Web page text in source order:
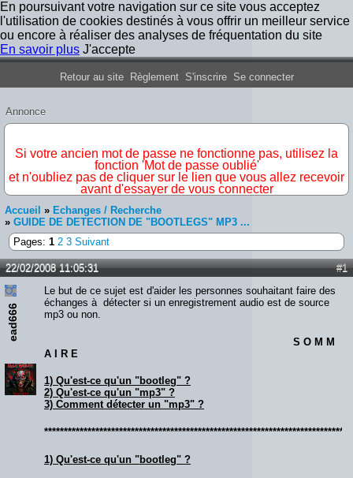
En poursuivant votre navigation sur ce site vous acceptez
l'utilisation de cookies destinés à vous offrir un meilleur service
ou encore à réaliser des analyses de fréquentation du site
En savoir plus J'accepte
Forum Iron Maiden France
Retour au site Règlement S'inscrire Se connecter
Annonce
Si votre ancien mot de passe ne fonctionne pas, utilisez la
fonction 'Mot de passe oublié'
et n'oubliez pas de cliquer sur le lien que vous allez recevoir
avant d'essayer de vous connecter
Accueil » Echanges / Recherche
» GUIDE DE DETECTION DE "BOOTLEGS" MP3 ...
Pages: 1 2 3 Suivant
#1
22/02/2008 11:05:31
ead666
Le but de ce sujet est d'aider les personnes souhaitant faire des
échanges à détecter si un enregistrement audio est de source
mp3 ou non.
S O M M
A I R E
1) Qu'est-ce qu'un "bootleg" ?
2) Qu'est-ce qu'un "mp3" ?
3) Comment détecter un "mp3" ?
1) Qu'est-ce qu'un "bootleg" ?